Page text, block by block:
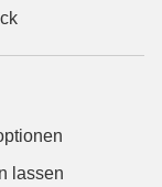
lassen